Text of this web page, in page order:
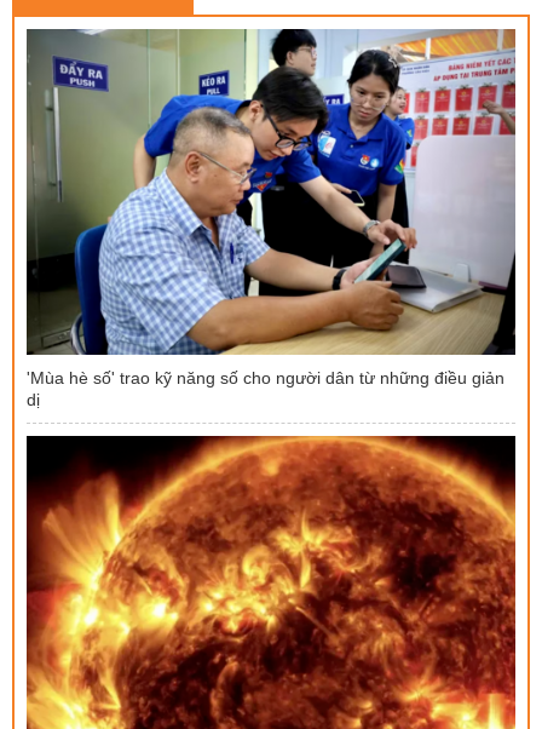
'Mùa hè số' trao kỹ năng số cho người dân từ những điều giản
dị